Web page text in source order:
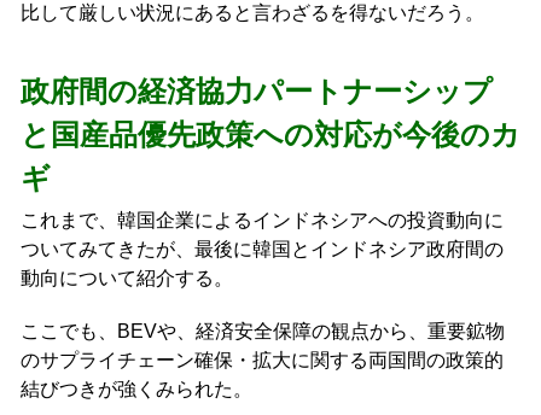
比して厳しい状況にあると言わざるを得ないだろう。
政府間の経済協力パートナーシップ
と国産品優先政策への対応が今後のカ
ギ
これまで、韓国企業によるインドネシアへの投資動向に
ついてみてきたが、最後に韓国とインドネシア政府間の
動向について紹介する。
ここでも、BEVや、経済安全保障の観点から、重要鉱物
のサプライチェーン確保・拡大に関する両国間の政策的
結びつきが強くみられた。